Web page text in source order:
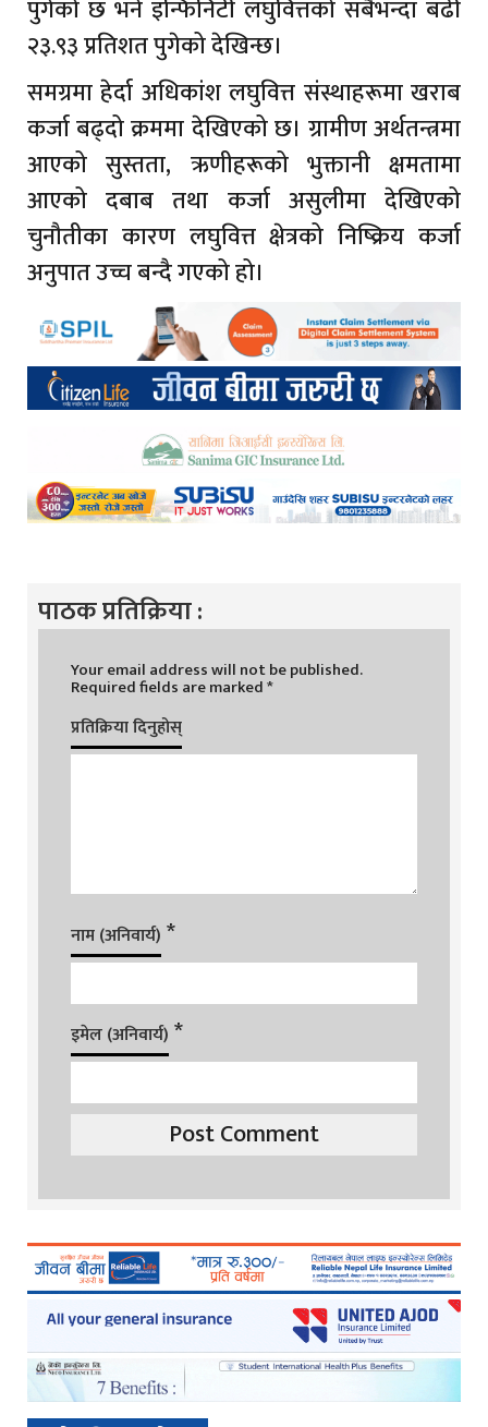
पुगेको छ भने इन्फिनिटी लघुवित्तको सबैभन्दा बढी
२३.९३ प्रतिशत पुगेको देखिन्छ।
समग्रमा हेर्दा अधिकांश लघुवित्त संस्थाहरूमा खराब
कर्जा बढ्दो क्रममा देखिएको छ। ग्रामीण अर्थतन्त्रमा
आएको सुस्तता, ऋणीहरूको भुक्तानी क्षमतामा
आएको दबाब तथा कर्जा असुलीमा देखिएको
चुनौतीका कारण लघुवित्त क्षेत्रको निष्क्रिय कर्जा
अनुपात उच्च बन्दै गएको हो।
पाठक प्रतिक्रिया :
Your email address will not be published.
Required fields are marked*
प्रतिक्रिया दिनुहोस्
नाम (अनिवार्य) *
इमेल (अनिवार्य) *